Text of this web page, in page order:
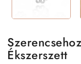
Ékszerszett